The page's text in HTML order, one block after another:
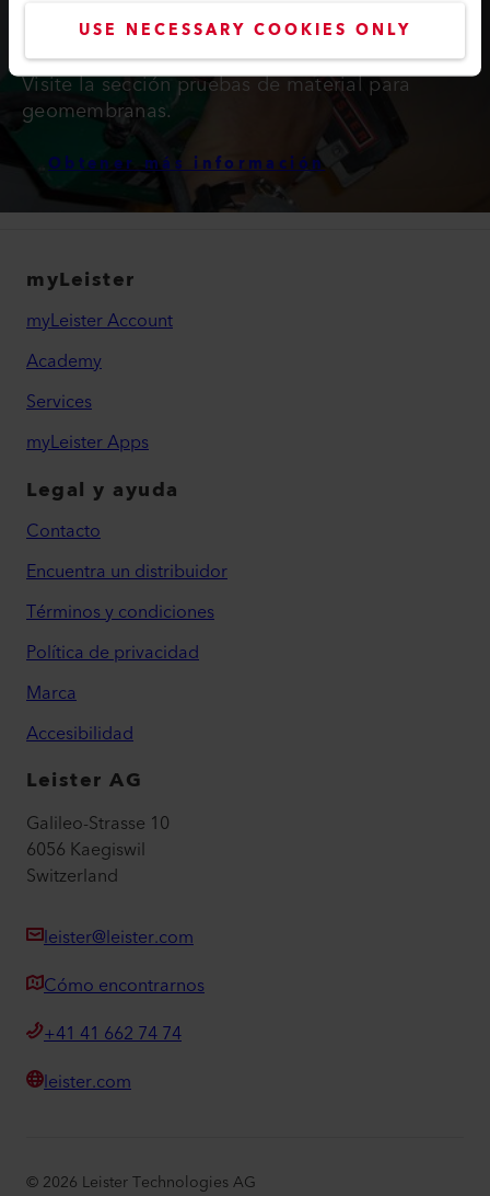
USE NECESSARY COOKIES ONLY
¿PREGUNTAS MATERIALES?
Visite la sección pruebas de material para
geomembranas.
Obtener más información
myLeister
myLeister Account
Academy
Services
myLeister Apps
Legal y ayuda
Contacto
Encuentra un distribuidor
Términos y condiciones
Política de privacidad
Marca
Accesibilidad
Leister AG
Galileo-Strasse 10
6056 Kaegiswil
Switzerland
leister@leister.com
Cómo encontrarnos
+41 41 662 74 74
leister.com
© 2026 Leister Technologies AG